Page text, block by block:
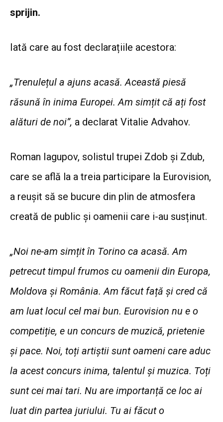
sprijin.
Iată care au fost declarațiile acestora:
„Trenulețul a ajuns acasă. Această piesă
răsună în inima Europei. Am simțit că ați fost
alături de noi”, a declarat Vitalie Advahov.
Roman Iagupov, solistul trupei Zdob și Zdub,
care se află la a treia participare la Eurovision,
a reușit să se bucure din plin de atmosfera
creată de public și oamenii care i-au susținut.
„Noi ne-am simțit în Torino ca acasă. Am
petrecut timpul frumos cu oamenii din Europa,
Moldova și România. Am făcut față și cred că
am luat locul cel mai bun. Eurovision nu e o
competiție, e un concurs de muzică, prietenie
și pace. Noi, toți artiștii sunt oameni care aduc
la acest concurs inima, talentul și muzica. Toți
sunt cei mai tari. Nu are importanță ce loc ai
luat din partea juriului. Tu ai făcut o